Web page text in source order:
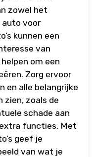
zowel het
auto voor
kunnen een
van
om een
Zorg ervoor
en alle belangrijke
zien, zoals de
schade aan
functies. Met
geef je
van wat je